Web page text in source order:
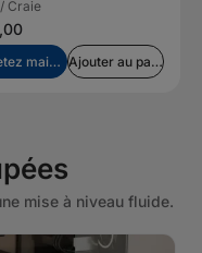
Craie
Achetez maintenant Ajouter au panier
mise à niveau fluide.